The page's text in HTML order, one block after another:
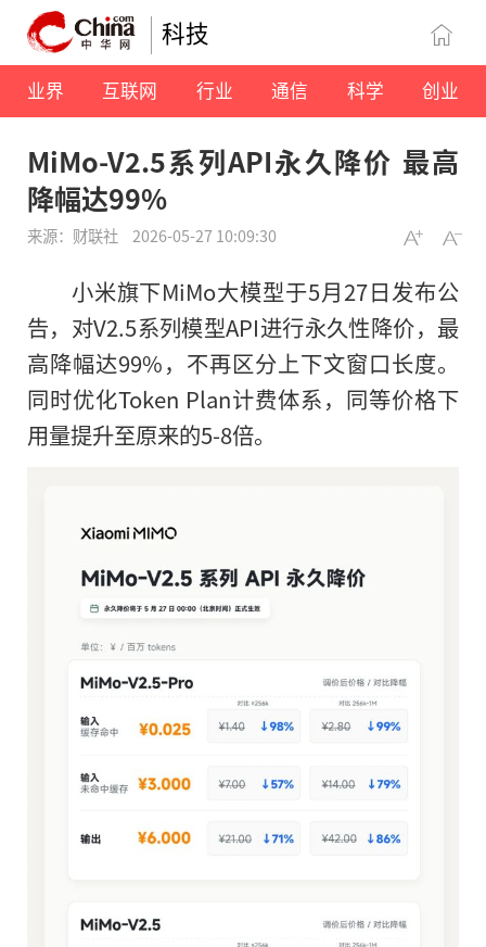
科技
业界 互联网 行业 通信 科学 创业
MiMo-V2.5系列API永久降价 最高
降幅达99%
来源：财联社 2026-05-27 10:09:30
小米旗下MiMo大模型于5月27日发布公
告，对V2.5系列模型API进行永久性降价，最
高降幅达99%，不再区分上下文窗口长度。
同时优化Token Plan计费体系，同等价格下
用量提升至原来的5-8倍。